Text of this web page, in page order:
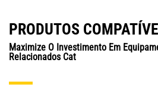
PRODUTOS
Maximize O Investimento Em
Relacionados Cat